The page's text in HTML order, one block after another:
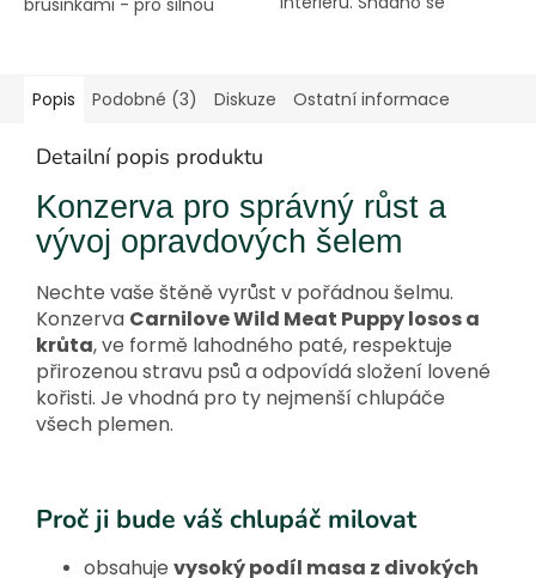
brusinkami - pro silnou
Popis Podobné (3) Diskuze Ostatní informace
Detailní popis produktu
Konzerva pro správný růst a
vývoj opravdových šelem
Nechte vaše štěně vyrůst v pořádnou šelmu.
Konzerva Carnilove Wild Meat Puppy losos a
krůta, ve formě lahodného paté, respektuje
přirozenou stravu psů a odpovídá složení lovené
kořisti. Je vhodná pro ty nejmenší chlupáče
všech plemen.
Proč ji bude váš chlupáč milovat
obsahuje vysoký podíl masa z divokých